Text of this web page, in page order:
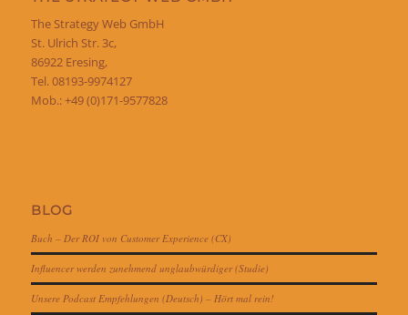
The Strategy Web GmbH
St. Ulrich Str. 3c,
86922 Eresing,
Tel. 08193-9974127
Mob.: +49 (0)171-9577828
BLOG
Buch – Der ROI von Customer Experience (CX)
Influencer werden zunehmend unglaubwürdiger (Studie)
Unsere Podcast Empfehlungen (Deutsch) – Hört mal rein!